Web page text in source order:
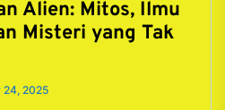
Alien: Mitos, Ilmu
Misteri yang Tak
24, 2025